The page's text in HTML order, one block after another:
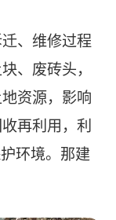
、维修过程
、废砖头，
资源，影响
再利用，利
环境。那建